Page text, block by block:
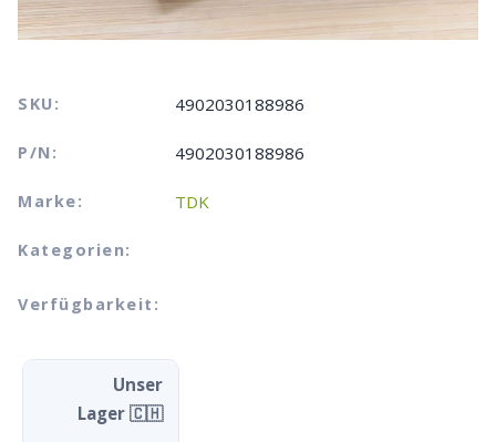
SKU: 4902030188986
P/N: 4902030188986
Marke: TDK
Kategorien:
Verfügbarkeit:
Unser
Lager 🇨🇭